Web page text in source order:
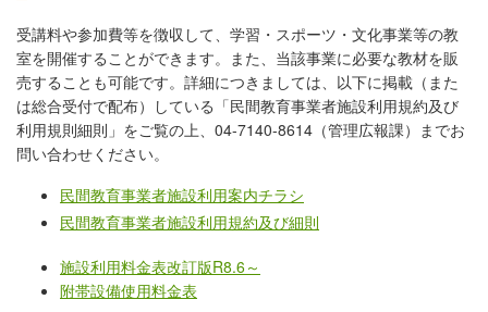
受講料や参加費等を徴収して、学習・スポーツ・文化事業等の教
室を開催することができます。また、当該事業に必要な教材を販
売することも可能です。詳細につきましては、以下に掲載（また
は総合受付で配布）している「民間教育事業者施設利用規約及び
利用規則細則」をご覧の上、04-7140-8614（管理広報課）までお
問い合わせください。
民間教育事業者施設利用案内チラシ
民間教育事業者施設利用規約及び細則
施設利用料金表改訂版R8.6～
附帯設備使用料金表